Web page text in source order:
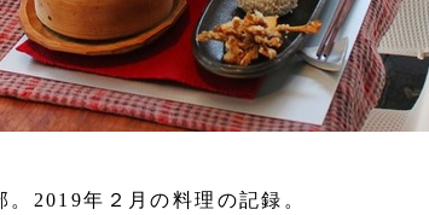
2019年２月の料理の記録。